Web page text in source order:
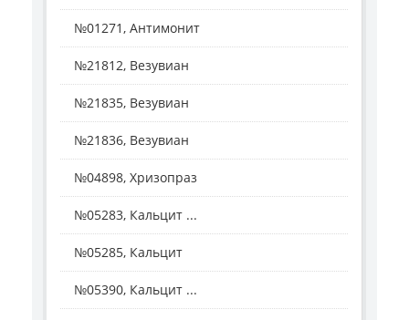
№01271, Антимонит
№21812, Везувиан
№21835, Везувиан
№21836, Везувиан
№04898, Хризопраз
№05283, Кальцит ...
№05285, Кальцит
№05390, Кальцит ...